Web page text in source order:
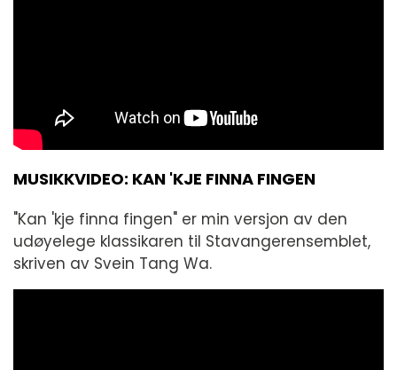
MUSIKKVIDEO: KAN 'KJE FINNA FINGEN
"Kan 'kje finna fingen" er min versjon av den
udøyelege klassikaren til Stavangerensemblet,
skriven av Svein Tang Wa.